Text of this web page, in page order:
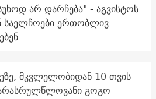
არ დარჩება" - აგვისტოს
საელჩოები ერთობლივ
მკვლელობიდან 10 თვის
გოგო